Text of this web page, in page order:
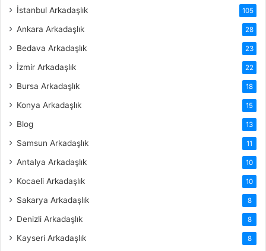
İstanbul Arkadaşlık 105
Ankara Arkadaşlık 28
Bedava Arkadaşlık 23
İzmir Arkadaşlık 22
Bursa Arkadaşlık 18
Konya Arkadaşlık 15
Blog 13
Samsun Arkadaşlık 11
Antalya Arkadaşlık 10
Kocaeli Arkadaşlık 10
Sakarya Arkadaşlık 8
Denizli Arkadaşlık 8
Kayseri Arkadaşlık 8